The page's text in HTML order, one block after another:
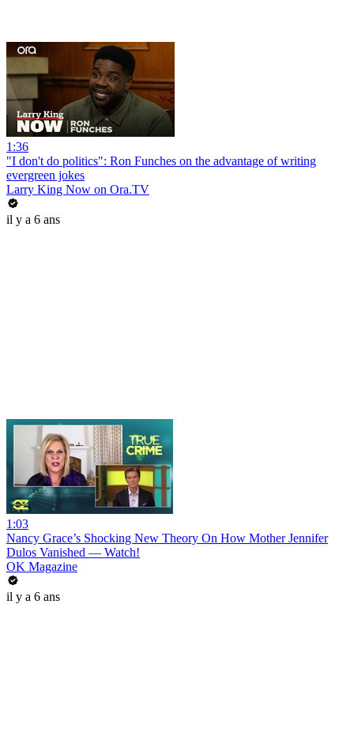
1:36
"I don't do politics": Ron Funches on the advantage of writing
evergreen jokes
Larry King Now on Ora.TV
il y a 6 ans
1:03
Nancy Grace’s Shocking New Theory On How Mother Jennifer
Dulos Vanished — Watch!
OK Magazine
il y a 6 ans